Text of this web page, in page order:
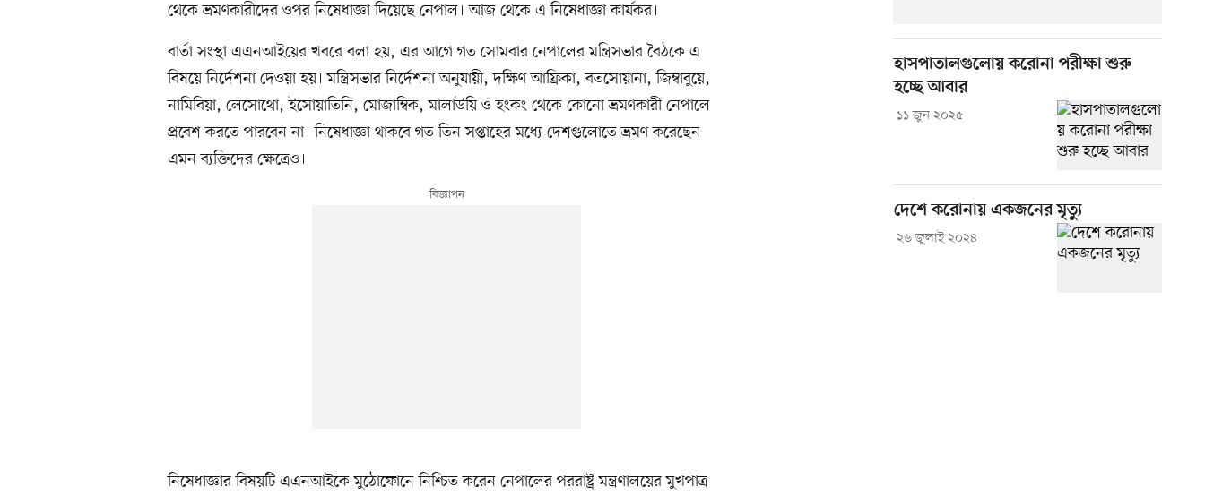
থেকে ভ্রমণকারীদের ওপর নিষেধাজ্ঞা দিয়েছে নেপাল। আজ থেকে এ নিষেধাজ্ঞা কার্যকর।
বার্তা সংস্থা এএনআইয়ের খবরে বলা হয়, এর আগে গত সোমবার নেপালের মন্ত্রিসভার বৈঠকে এ
বিষয়ে নির্দেশনা দেওয়া হয়। মন্ত্রিসভার নির্দেশনা অনুযায়ী, দক্ষিণ আফ্রিকা, বতসোয়ানা, জিম্বাবুয়ে,
নামিবিয়া, লেসোথো, ইসোয়াতিনি, মোজাম্বিক, মালাউয়ি ও হংকং থেকে কোনো ভ্রমণকারী নেপালে
প্রবেশ করতে পারবেন না। নিষেধাজ্ঞা থাকবে গত তিন সপ্তাহের মধ্যে দেশগুলোতে ভ্রমণ করেছেন
এমন ব্যক্তিদের ক্ষেত্রেও।
নিষেধাজ্ঞার বিষয়টি এএনআইকে মুঠোফোনে নিশ্চিত করেন নেপালের পররাষ্ট্র মন্ত্রণালয়ের মুখপাত্র
হাসপাতালগুলোয় করোনা পরীক্ষা শুরু
হচ্ছে আবার
১১ জুন ২০২৫
দেশে করোনায় একজনের মৃত্যু
২৬ জুলাই ২০২৪